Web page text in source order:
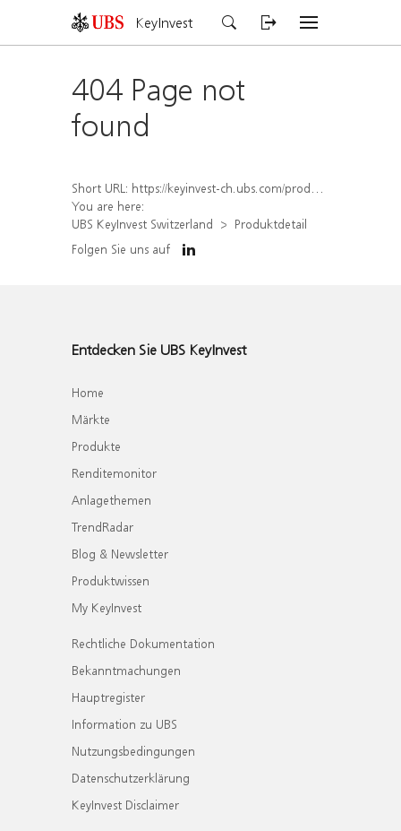
KeyInvest
404 Page not
found
Short URL: https://keyinvest-ch.ubs.com/produkt/detail/index/isin/CH1562159322
You are here:
UBS KeyInvest Switzerland
Produktdetail
Folgen Sie uns auf
Entdecken Sie UBS KeyInvest
Home
Märkte
Produkte
Renditemonitor
Anlagethemen
TrendRadar
Blog & Newsletter
Produktwissen
My KeyInvest
Rechtliche Dokumentation
Bekanntmachungen
Hauptregister
Information zu UBS
Nutzungsbedingungen
Datenschutzerklärung
KeyInvest Disclaimer